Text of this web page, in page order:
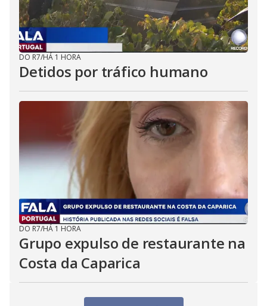
DO R7/HÁ 1 HORA
Detidos por tráfico humano
DO R7/HÁ 1 HORA
Grupo expulso de restaurante na
Costa da Caparica